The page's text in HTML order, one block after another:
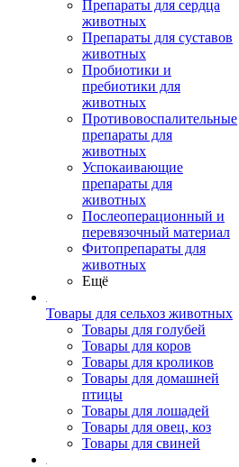
Препараты для сердца
животных
Препараты для суставов
животных
Пробиотики и
пребиотики для
животных
Противовоспалительные
препараты для
животных
Успокаивающие
препараты для
животных
Послеоперационный и
перевязочный материал
Фитопрепараты для
животных
Ещё
Товары для сельхоз животных
Товары для голубей
Товары для коров
Товары для кроликов
Товары для домашней
птицы
Товары для лошадей
Товары для овец, коз
Товары для свиней